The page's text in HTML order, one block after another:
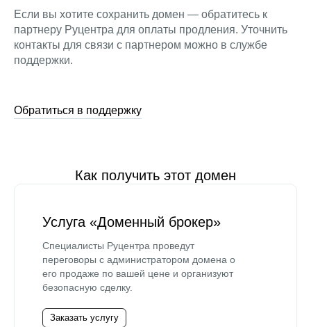
Если вы хотите сохранить домен — обратитесь к
партнеру Руцентра для оплаты продления. Уточнить
контакты для связи с партнером можно в службе
поддержки.
Обратиться в поддержку
Как получить этот домен
Услуга «Доменный брокер»
Специалисты Руцентра проведут
переговоры с администратором домена о
его продаже по вашей цене и организуют
безопасную сделку.
Заказать услугу